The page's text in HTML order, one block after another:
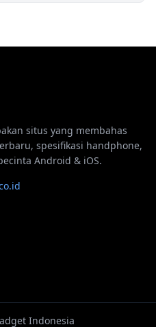
situs yang membahas
spesifikasi handphone,
Android & iOS.
Indonesia